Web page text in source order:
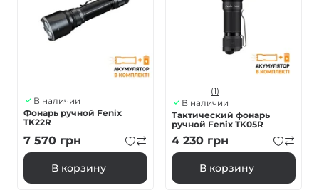
В наличии
Фонарь ручной Fenix
TK22R
7 570 грн
В корзину
(1)
В наличии
Тактический фонарь
ручной Fenix ​​TK05R
4 230 грн
В корзину